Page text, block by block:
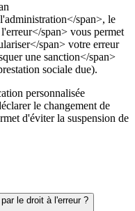
span>, le
span> vous permet
span> votre erreur
une sanction</span>
sociale due).
personnalisée
le changement de
d'éviter la suspension de
le droit à l'erreur ?